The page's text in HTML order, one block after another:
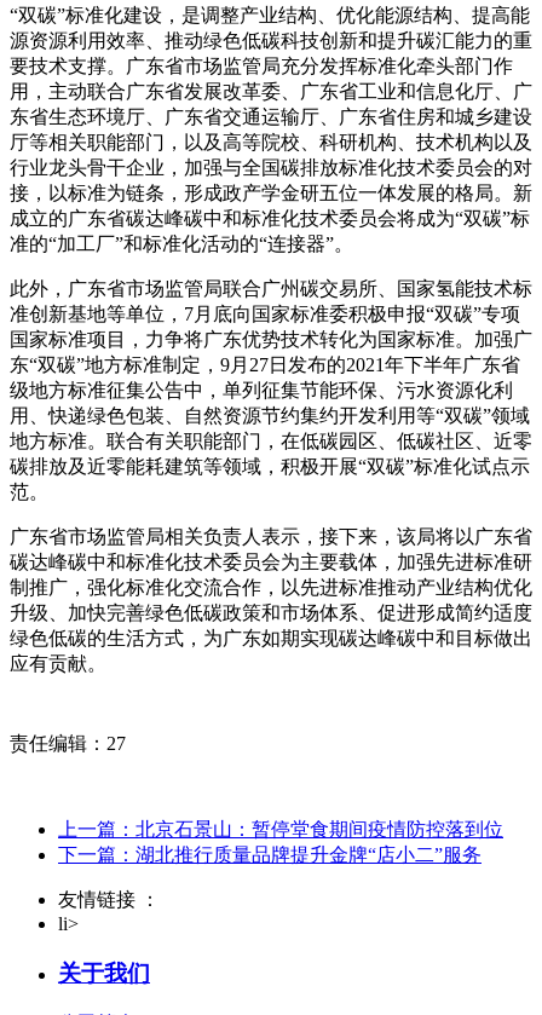
“双碳”标准化建设，是调整产业结构、优化能源结构、提高能
源资源利用效率、推动绿色低碳科技创新和提升碳汇能力的重
要技术支撑。广东省市场监管局充分发挥标准化牵头部门作
用，主动联合广东省发展改革委、广东省工业和信息化厅、广
东省生态环境厅、广东省交通运输厅、广东省住房和城乡建设
厅等相关职能部门，以及高等院校、科研机构、技术机构以及
行业龙头骨干企业，加强与全国碳排放标准化技术委员会的对
接，以标准为链条，形成政产学金研五位一体发展的格局。新
成立的广东省碳达峰碳中和标准化技术委员会将成为“双碳”标
准的“加工厂”和标准化活动的“连接器”。
此外，广东省市场监管局联合广州碳交易所、国家氢能技术标
准创新基地等单位，7月底向国家标准委积极申报“双碳”专项
国家标准项目，力争将广东优势技术转化为国家标准。加强广
东“双碳”地方标准制定，9月27日发布的2021年下半年广东省
级地方标准征集公告中，单列征集节能环保、污水资源化利
用、快递绿色包装、自然资源节约集约开发利用等“双碳”领域
地方标准。联合有关职能部门，在低碳园区、低碳社区、近零
碳排放及近零能耗建筑等领域，积极开展“双碳”标准化试点示
范。
广东省市场监管局相关负责人表示，接下来，该局将以广东省
碳达峰碳中和标准化技术委员会为主要载体，加强先进标准研
制推广，强化标准化交流合作，以先进标准推动产业结构优化
升级、加快完善绿色低碳政策和市场体系、促进形成简约适度
绿色低碳的生活方式，为广东如期实现碳达峰碳中和目标做出
应有贡献。
责任编辑：27
上一篇：北京石景山：暂停堂食期间疫情防控落到位
下一篇：湖北推行质量品牌提升金牌“店小二”服务
友情链接 ：
li>
关于我们